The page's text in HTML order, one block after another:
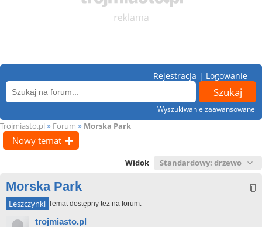
Wyszukiwanie zaawansowane
Rejestracja | Logowanie
Trojmiasto.pl » Forum » Morska Park
Nowy temat
Widok
Morska Park
Leszczynki Temat dostępny też na forum:
trojmiasto.pl